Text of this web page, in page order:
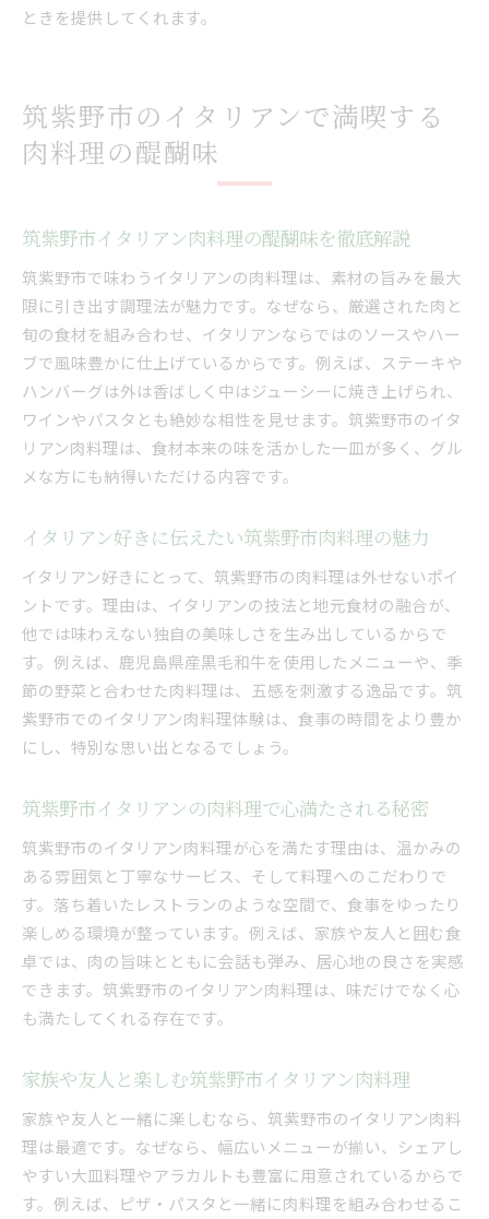
ときを提供してくれます。
筑紫野市のイタリアンで満喫する
肉料理の醍醐味
筑紫野市イタリアン肉料理の醍醐味を徹底解説
筑紫野市で味わうイタリアンの肉料理は、素材の旨みを最大
限に引き出す調理法が魅力です。なぜなら、厳選された肉と
旬の食材を組み合わせ、イタリアンならではのソースやハー
ブで風味豊かに仕上げているからです。例えば、ステーキや
ハンバーグは外は香ばしく中はジューシーに焼き上げられ、
ワインやパスタとも絶妙な相性を見せます。筑紫野市のイタ
リアン肉料理は、食材本来の味を活かした一皿が多く、グル
メな方にも納得いただける内容です。
イタリアン好きに伝えたい筑紫野市肉料理の魅力
イタリアン好きにとって、筑紫野市の肉料理は外せないポイ
ントです。理由は、イタリアンの技法と地元食材の融合が、
他では味わえない独自の美味しさを生み出しているからで
す。例えば、鹿児島県産黒毛和牛を使用したメニューや、季
節の野菜と合わせた肉料理は、五感を刺激する逸品です。筑
紫野市でのイタリアン肉料理体験は、食事の時間をより豊か
にし、特別な思い出となるでしょう。
筑紫野市イタリアンの肉料理で心満たされる秘密
筑紫野市のイタリアン肉料理が心を満たす理由は、温かみの
ある雰囲気と丁寧なサービス、そして料理へのこだわりで
す。落ち着いたレストランのような空間で、食事をゆったり
楽しめる環境が整っています。例えば、家族や友人と囲む食
卓では、肉の旨味とともに会話も弾み、居心地の良さを実感
できます。筑紫野市のイタリアン肉料理は、味だけでなく心
も満たしてくれる存在です。
家族や友人と楽しむ筑紫野市イタリアン肉料理
家族や友人と一緒に楽しむなら、筑紫野市のイタリアン肉料
理は最適です。なぜなら、幅広いメニューが揃い、シェアし
やすい大皿料理やアラカルトも豊富に用意されているからで
す。例えば、ピザ・パスタと一緒に肉料理を組み合わせるこ